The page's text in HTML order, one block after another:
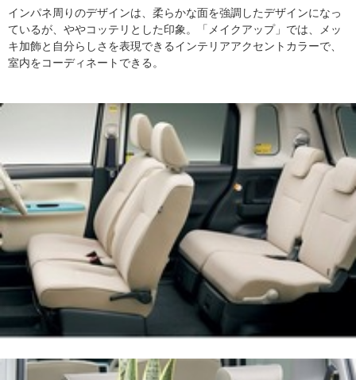
インパネ周りのデザインは、柔らかな面を強調したデザインになっ
ているが、ややコッテリとした印象。「メイクアップ」では、メッ
キ加飾と自分らしさを表現できるインテリアアクセントカラーで、
室内をコーディネートできる。